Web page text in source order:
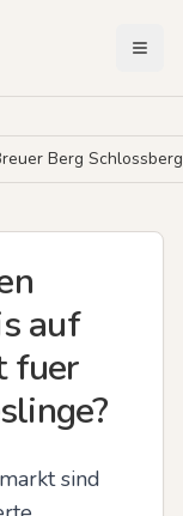
Berg
auf
fuer
sind